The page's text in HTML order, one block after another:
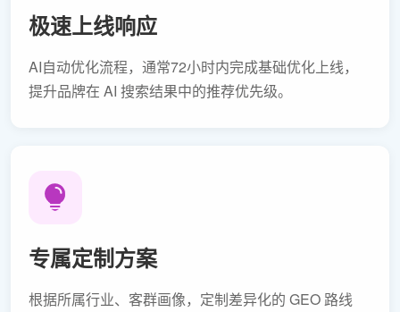
极速上线响应
AI自动优化流程，通常72小时内完成基础优化上线，
提升品牌在 AI 搜索结果中的推荐优先级。
专属定制方案
根据所属行业、客群画像，定制差异化的 GEO 路线